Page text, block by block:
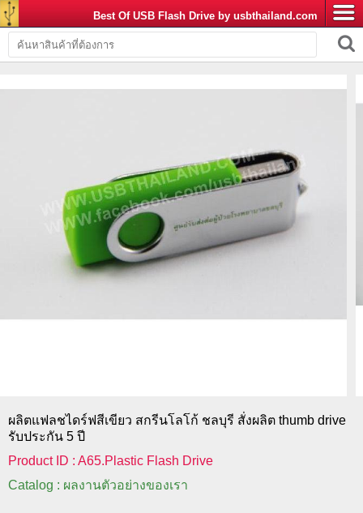
Best Of USB Flash Drive by usbthailand.com
ผลิตแฟลชไดร์ฟสีเขียว สกรีนโลโก้ ชลบุรี สั่งผลิต thumb drive
รับประกัน 5 ปี
Product ID : A65.Plastic Flash Drive
Catalog : ผลงานตัวอย่างของเรา